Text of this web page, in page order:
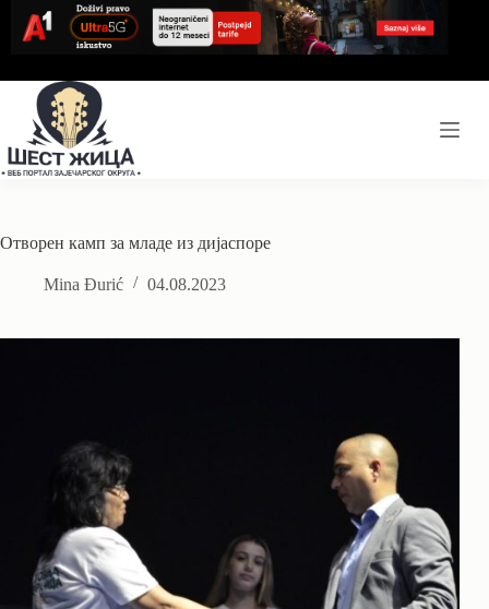
content
Отворен камп за младе из дијаспоре
Mina Đurić 04.08.2023